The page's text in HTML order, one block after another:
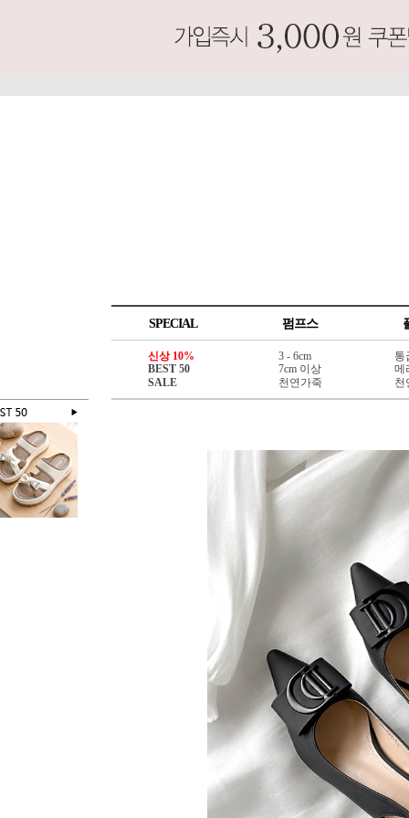
SPECIAL 펌프스
신상 10%
BEST 50
SALE
3 - 6cm
7cm 이상
천연가죽
통
메
천